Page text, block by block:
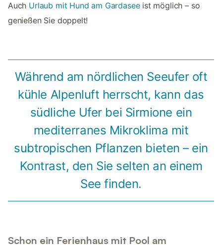
Auch Urlaub mit Hund am Gardaseeist möglich – so
genießen Sie doppelt!
Während am nördlichen Seeufer oft
kühle Alpenluft herrscht, kann das
südliche Ufer bei Sirmione ein
mediterranes Mikroklima mit
subtropischen Pflanzen bieten – ein
Kontrast, den Sie selten an einem
See finden.
Schon ein Ferienhaus mit Pool am